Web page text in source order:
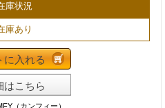
庫状況
庫あり
に入れる
はこちら
（カンフィー）